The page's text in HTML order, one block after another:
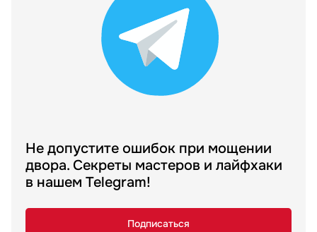
Не допустите ошибок при мощении
двора. Секреты мастеров и лайфхаки
в нашем Telegram!
Подписаться